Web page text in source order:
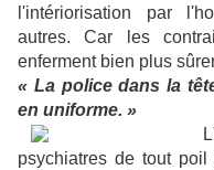
l'intériorisation par
autres. Car les
enferment bien plus
« La police dans la
en uniforme. »
psychiatres de tout